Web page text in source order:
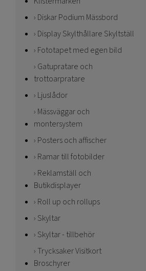
Diskar Podium Mässbord
Display Skylthållare Skyltställ
Fototapet med egen bild
Gatupratare och
trottoarpratare
Ljuslådor
Mässväggar och
montersystem
Posters och affischer
Ramar till fotobilder
Reklamställ och
Butikdisplayer
Roll up och rollups
Skyltar
Skyltar - tillbehör
Trycksaker Visitkort
Broschyrer